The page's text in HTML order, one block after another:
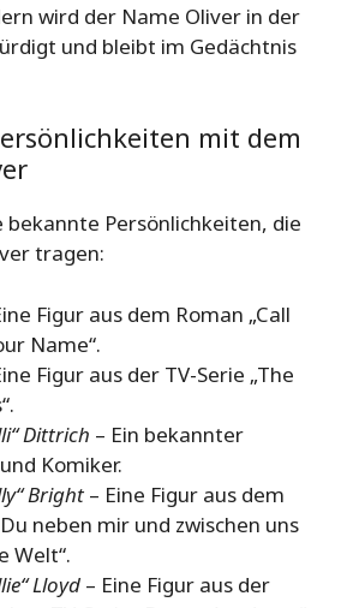
wird der Name Oliver in der
und bleibt im Gedächtnis
mit dem
bekannte Persönlichkeiten, die
tragen:
Figur aus dem Roman „Call
Name“.
Figur aus der TV-Serie „The
Dittrich – Ein bekannter
Komiker.
Bright – Eine Figur aus dem
neben mir und zwischen uns
Welt“.
Lloyd – Eine Figur aus der